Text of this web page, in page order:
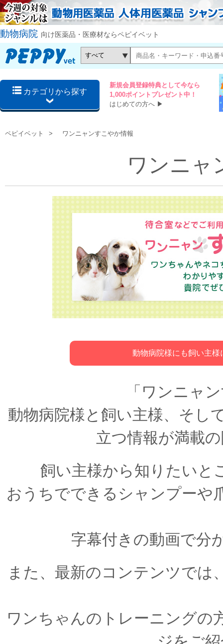
動物病院 向け医薬品・医療材ならペピイベット
カテゴリから探す
新規会員登録特典として今なら
1,000ポイントプレゼント中！
はじめての方へ ▶
ペピイベット ワンニャンすこやか情報
ワンニャ
動物病院様にも飼い主
「ワンニャ
動物病院様と飼い主様、そし
立つ情報が満載
飼い主様から知りたいと
おうちでできるシャンプーや
字幕付きの動画で分
また、最新のコンテンツでは
ワンちゃんのトレーニングの